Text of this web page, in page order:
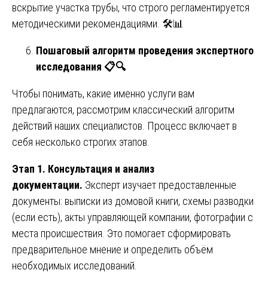
вскрытие участка трубы, что строго регламентируется
методическими рекомендациями. 🛠️📊
Пошаговый алгоритм проведения экспертного
исследования 📋🔍
Чтобы понимать, какие именно услуги вам
предлагаются, рассмотрим классический алгоритм
действий наших специалистов. Процесс включает в
себя несколько строгих этапов.
Этап 1. Консультация и анализ
документации. Эксперт изучает предоставленные
документы: выписки из домовой книги, схемы разводки
(если есть), акты управляющей компании, фотографии с
места происшествия. Это помогает сформировать
предварительное мнение и определить объём
необходимых исследований.